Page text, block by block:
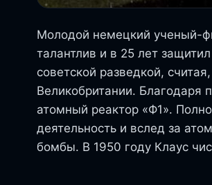
Молодой немецкий ученый-
талантлив и в 25 лет
советской разведкой,
Великобритании.
атомный реактор «Ф1».
деятельность и вслед за
бомбы. В 1950 году Клаус